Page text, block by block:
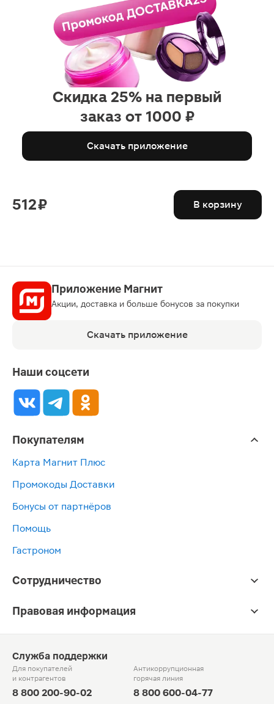
Скидка 25% на первый
заказ от 1000 ₽
Скачать приложение
512 ₽ В корзину
Приложение Магнит
Акции, доставка и больше бонусов за покупки
Скачать приложение
Наши соцсети
Покупателям
Карта Магнит Плюс
Промокоды Доставки
Бонусы от партнёров
Помощь
Гастроном
Сотрудничество
Правовая информация
Служба поддержки
Для покупателей
и контрагентов
8 800 200-90-02
Антикоррупционная
горячая линия
8 800 600-04-77